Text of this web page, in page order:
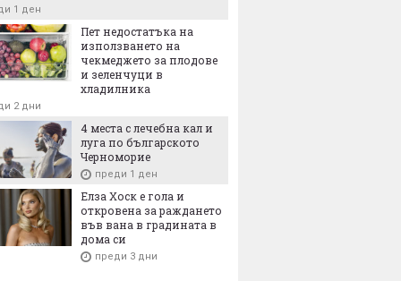
1 ден
Пет недостатъка на
използването на
чекмеджето за плодове
и зеленчуци в
хладилника
2 дни
4 места с лечебна кал и
луга по българското
Черноморие
преди 1 ден
Елза Хоск е гола и
откровена за раждането
във вана в градината в
дома си
преди 3 дни